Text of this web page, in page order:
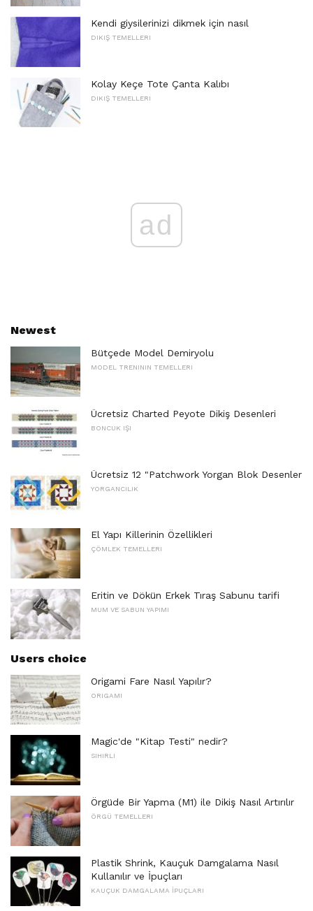
Kendi giysilerinizi dikmek için nasıl
DIKIŞ TEMELLERI
Kolay Keçe Tote Çanta Kalıbı
DIKIŞ TEMELLERI
ad
Newest
Bütçede Model Demiryolu
MODEL TRENININ TEMELLERI
Ücretsiz Charted Peyote Dikiş Desenleri
BONCUK IŞI
Ücretsiz 12 "Patchwork Yorgan Blok Desenler
YORGANCILIK
El Yapı Killerinin Özellikleri
ÇÖMLEK TEMELLERI
Eritin ve Dökün Erkek Tıraş Sabunu tarifi
MUM VE SABUN YAPIMI
Users choice
Origami Fare Nasıl Yapılır?
ORIGAMI
Magic'de "Kitap Testi" nedir?
SIHIRLI
Örgüde Bir Yapma (M1) ile Dikiş Nasıl Artırılır
ÖRGÜ TEMELLERI
Plastik Shrink, Kauçuk Damgalama Nasıl
Kullanılır ve İpuçları
KAUÇUK DAMGALAMA İPUÇLARI